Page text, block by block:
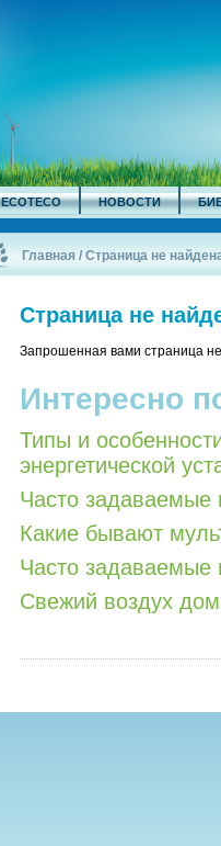
ECOTECO НОВОСТИ
Главная /Страница не
Страница не
Запрошенная вами страница
Интересно
Типы и
энергетической
Часто задаваемые
Какие бывают
Часто задаваемые
Свежий воздух